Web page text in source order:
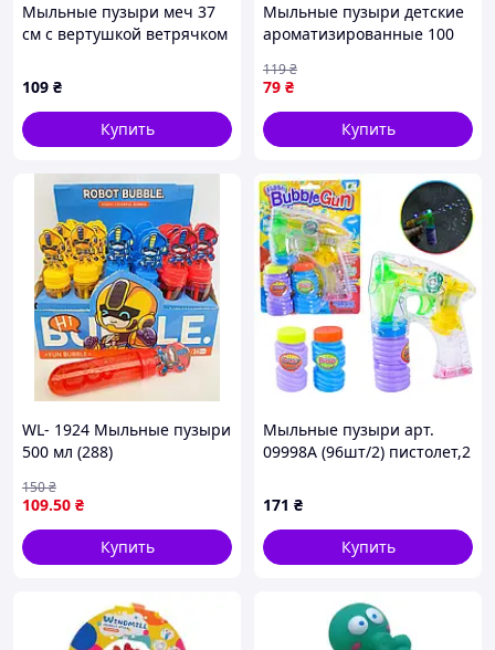
Мыльные пузыри меч 37
см с вертушкой ветрячком
праздник и прогулку для
детей 2 в 1
109 ₴
Купить
Мыльные пузыри детские
ароматизированные 100
улице Булько Світ Пані
Булька
79 ₴
119₴
Купить
WL- 1924 Мыльные пузыри
500 мл (288)
109.50 ₴
150₴
Купить
Мыльные пузыри арт.
09998A (96шт/2) пистолет,2
планшет.15,5*5*21 см
171 ₴
Купить